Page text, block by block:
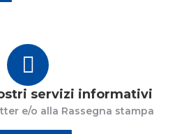
servizi informativi
e/o alla Rassegna stampa